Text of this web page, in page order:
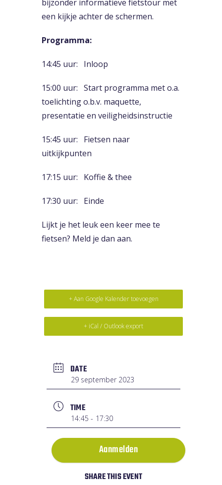
bijzonder informatieve fietstour met
een kijkje achter de schermen.
Programma:
14:45 uur: Inloop
15:00 uur: Start programma met o.a.
toelichting o.b.v. maquette,
presentatie en veiligheidsinstructie
15:45 uur: Fietsen naar
uitkijkpunten
17:15 uur: Koffie & thee
17:30 uur: Einde
Lijkt je het leuk een keer mee te
fietsen? Meld je dan aan.
+ Aan Google Kalender toevoegen
+ iCal / Outlook export
DATE
29 september 2023
TIME
14:45 - 17:30
Aanmelden
SHARE THIS EVENT